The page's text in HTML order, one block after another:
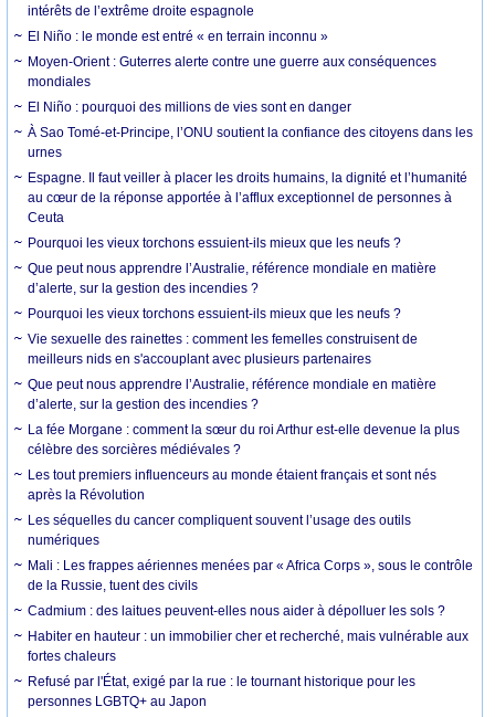
intérêts de l’extrême droite espagnole
El Niño : le monde est entré « en terrain inconnu »
Moyen-Orient : Guterres alerte contre une guerre aux conséquences
mondiales
El Niño : pourquoi des millions de vies sont en danger
À Sao Tomé-et-Principe, l’ONU soutient la confiance des citoyens dans les
urnes
Espagne. Il faut veiller à placer les droits humains, la dignité et l’humanité
au cœur de la réponse apportée à l’afflux exceptionnel de personnes à
Ceuta
Pourquoi les vieux torchons essuient-ils mieux que les neufs ?
Que peut nous apprendre l’Australie, référence mondiale en matière
d’alerte, sur la gestion des incendies ?
Pourquoi les vieux torchons essuient-ils mieux que les neufs ?
Vie sexuelle des rainettes : comment les femelles construisent de
meilleurs nids en s'accouplant avec plusieurs partenaires
Que peut nous apprendre l’Australie, référence mondiale en matière
d’alerte, sur la gestion des incendies ?
La fée Morgane : comment la sœur du roi Arthur est-elle devenue la plus
célèbre des sorcières médiévales ?
Les tout premiers influenceurs au monde étaient français et sont nés
après la Révolution
Les séquelles du cancer compliquent souvent l’usage des outils
numériques
Mali : Les frappes aériennes menées par « Africa Corps », sous le contrôle
de la Russie, tuent des civils
Cadmium : des laitues peuvent-elles nous aider à dépolluer les sols ?
Habiter en hauteur : un immobilier cher et recherché, mais vulnérable aux
fortes chaleurs
Refusé par l'État, exigé par la rue : le tournant historique pour les
personnes LGBTQ+ au Japon